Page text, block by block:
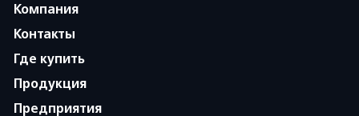
Компания
Контакты
Где купить
Продукция
Предприятия